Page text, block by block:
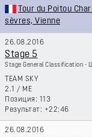
Tour du Poitou
sèvres, Vienne
26.08.2016
Stage 5
Stage General Classification -
TEAM SKY
2.1 / ME
113
+22:46
26.08.2016